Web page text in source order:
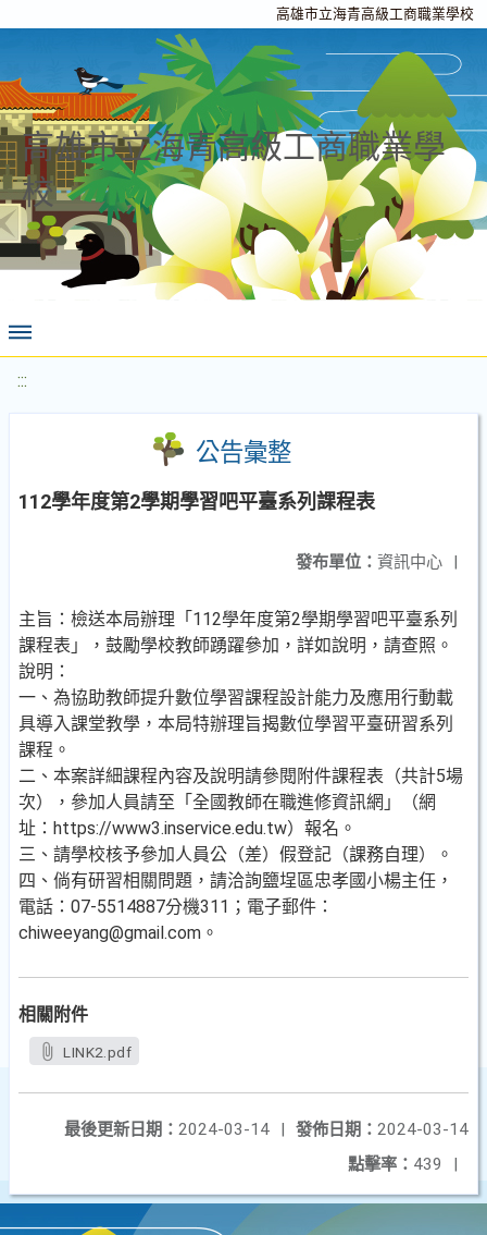
高雄市立海青高級工商職業學校
高雄市立海青高級工商職業學
校
:::
公告彙整
112學年度第2學期學習吧平臺系列課程表
發布單位： 資訊中心 |
主旨：檢送本局辦理「112學年度第2學期學習吧平臺系列
課程表」，鼓勵學校教師踴躍參加，詳如說明，請查照。
說明：
一、為協助教師提升數位學習課程設計能力及應用行動載
具導入課堂教學，本局特辦理旨揭數位學習平臺研習系列
課程。
二、本案詳細課程內容及說明請參閱附件課程表（共計5場
次），參加人員請至「全國教師在職進修資訊網」（網
址：https://www3.inservice.edu.tw）報名。
三、請學校核予參加人員公（差）假登記（課務自理）。
四、倘有研習相關問題，請洽詢鹽埕區忠孝國小楊主任，
電話：07-5514887分機311；電子郵件：
chiweeyang@gmail.com。
相關附件
LINK2.pdf
發佈日期： 2024-03-14
最後更新日期： 2024-03-14
|
點擊率： 439 |